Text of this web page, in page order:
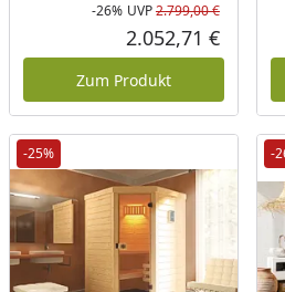
Rabatt
-26% UVP2.799,00 €
2.052,71 €
Zum Produkt
-25% -